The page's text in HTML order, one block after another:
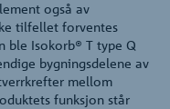
også av
tilfellet forventes
ble Isokorb® T type Q
bygningsdelene av
mellom
funksjon står